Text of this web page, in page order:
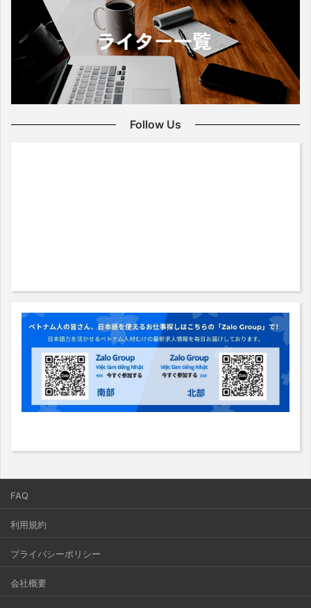
Follow Us
FAQ
利用規約
プライバシーポリシー
会社概要